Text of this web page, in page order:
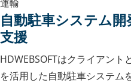
運輸
自動駐車システム
支援
HDWEBSOFTはクライアント
を活用した自動駐車システム